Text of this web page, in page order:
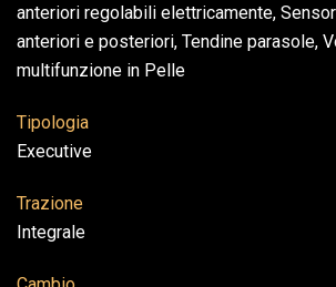
anteriori regolabili elettricamente,
anteriori e posteriori, Tendine parasole,
multifunzione in Pelle
Tipologia
Executive
Trazione
Integrale